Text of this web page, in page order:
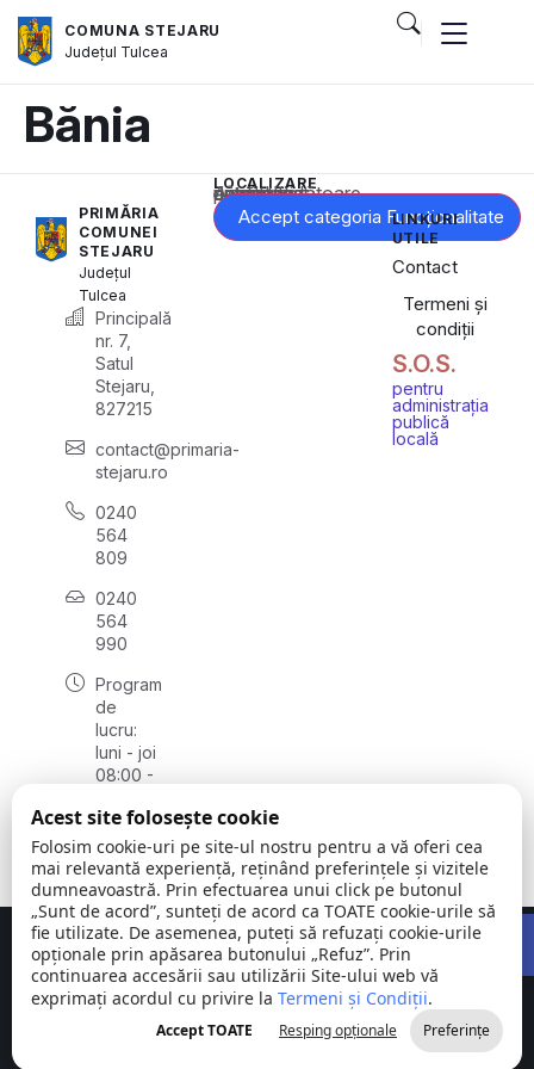
COMUNA STEJARU
Județul Tulcea
Bănia
PRIMĂRIA
COMUNEI
STEJARU
Județul
Tulcea
Principală
nr. 7,
Satul
Stejaru,
827215
contact@primaria-
stejaru.ro
0240
564
809
0240
564
990
Program
de
lucru:
luni - joi
08:00 -
vineri
08:00 -
14:00
LOCALIZARE
Acest conținut este blocat până când acceptați categoria corespunzătoare de cookie-uri.
Accept categoria Funcționalitate
LINKURI
UTILE
Contact
Termeni și
condiții
S.O.S.
pentru
administrația
publică
locală
Comuna
Stejaru |
județul Tulcea
©
2026
Toate
drepturile
rezervate
Concept realizat deBig Media Relații Publice SRL
Acest site folosește cookie
Folosim cookie-uri pe site-ul nostru pentru a vă oferi cea
mai relevantă experiență, reținând preferințele și vizitele
dumneavoastră. Prin efectuarea unui click pe butonul
„Sunt de acord”, sunteți de acord ca TOATE cookie-urile să
fie utilizate. De asemenea, puteți să refuzați cookie-urile
opționale prin apăsarea butonului „Refuz”. Prin
continuarea accesării sau utilizării Site-ului web vă
exprimați acordul cu privire la Termeni și Condiții.
Accept TOATE Resping opționale Preferințe